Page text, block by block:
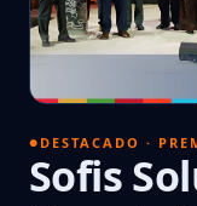
DESTACADO ·
Sofis